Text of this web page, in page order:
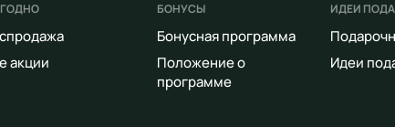
акции
БОНУСЫ
Бонусная программа
Положение о
программе
ИДЕИ
Идеи